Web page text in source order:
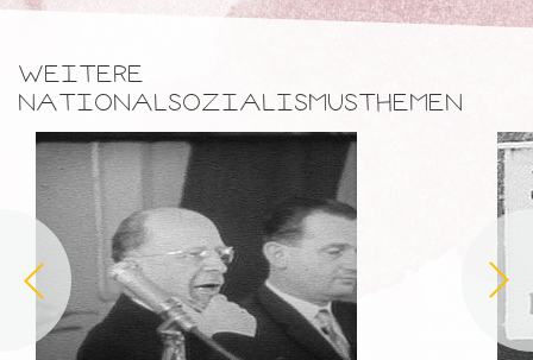
WEITERE
NATIONALSOZIALISMUSTHEMEN